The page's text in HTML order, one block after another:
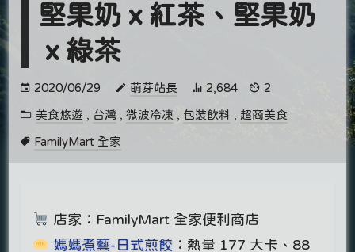
堅果奶ｘ紅茶、堅果奶
ｘ綠茶
2020/06/29 萌芽站長 2,684 2
美食悠遊 , 台灣 ,微波冷凍 , 包裝飲料 , 超商美食
FamilyMart 全家
店家：FamilyMart 全家便利商店
媽媽煮藝-日式煎餃 ：熱量 177 大卡、88